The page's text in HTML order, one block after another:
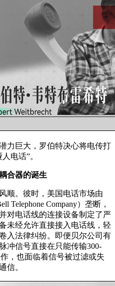
力巨大，罗伯特决心将电传打
电话”。
合器的诞生
顺。彼时，美国电话市场由
Telephone Company）垄断，
对电话线的连接设备制定了严
未经允许直接接入电话线，轻
入法律纠纷。即便贝尔公司有
冲信号直接在只能传输300-
，也面临着信号被过滤或失
信。